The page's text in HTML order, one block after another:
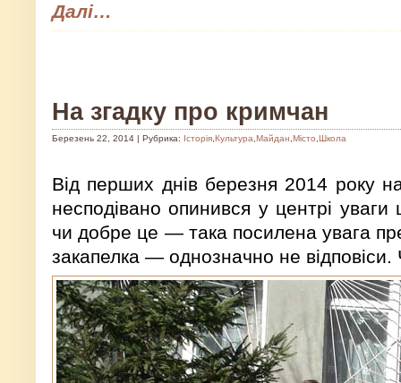
Далі…
На згадку про кримчан
Березень 22, 2014 | Рубрика: Історія Культура Майдан Місто Школа
Від перших днів березня 2014 року
несподівано опинився у центрі уваги
чи добре це — така посилена увага
закапелка — однозначно не